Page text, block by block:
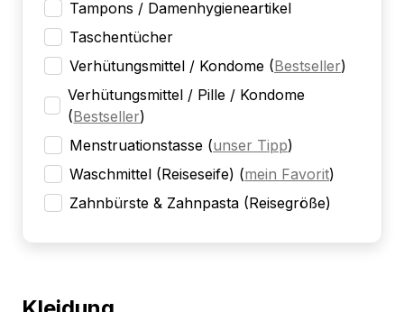
Tampons / Damenhygieneartikel
Taschentücher
Verhütungsmittel / Kondome (Bestseller)
Verhütungsmittel / Pille / Kondome
(Bestseller)
Menstruationstasse (unser Tipp)
Waschmittel (Reiseseife) (mein Favorit)
Zahnbürste & Zahnpasta (Reisegröße)